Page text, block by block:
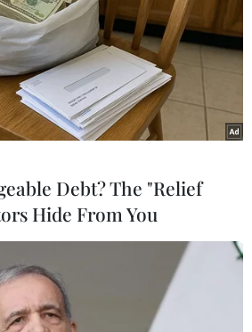
Debt? The "Relief
Hide From You